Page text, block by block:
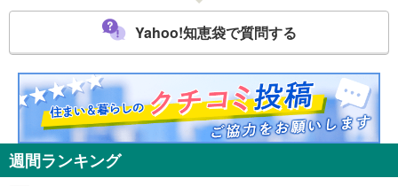
Yahoo!知恵袋で質問する
週間ランキング